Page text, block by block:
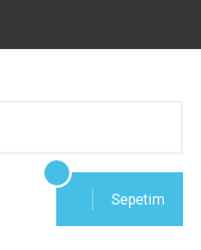
Sepetim